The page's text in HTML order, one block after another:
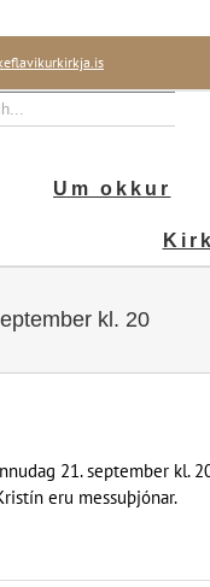
Um okkur
kl. 20
21. september kl.
eru messuþjónar.